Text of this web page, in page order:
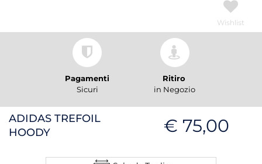
Wishlist
Pagamenti
Sicuri
Ritiro
in Negozio
ADIDAS TREFOIL
HOODY
€ 75,00